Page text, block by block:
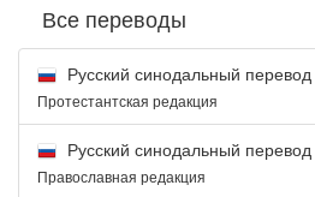
Все переводы
Русский синодальный перевод
Протестантская редакция
Русский синодальный перевод
Православная редакция